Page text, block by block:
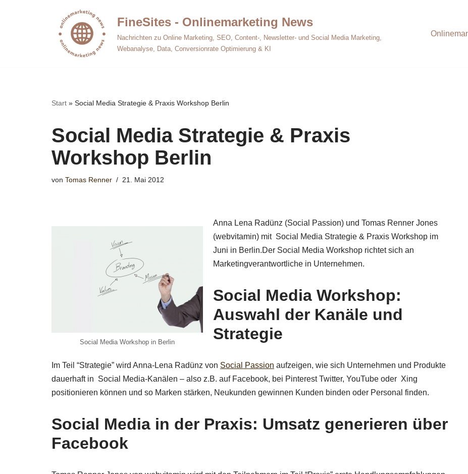
FineSites - Onlinemarketing News
Nachrichten zu Online Marketing, SEO, Content-, Newsletter- und Social Media Marketing,
Webanalyse, Data, Conversionrate Optimierung & KI
Start » Social Media Strategie & Praxis Workshop Berlin
Social Media Strategie & Praxis
Workshop Berlin
von Tomas Renner 21. Mai 2012
Social Media Workshop in Berlin
Anna Lena Radünz (Social Passion) und Tomas Renner Jones
(webvitamin) mit Social Media Strategie & Praxis Workshop im
Juni in Berlin.Der Social Media Workshop richtet sich an
Marketingverantwortliche in Unternehmen.
Social Media Workshop:
Auswahl der Kanäle und
Strategie
Im Teil “Strategie” wird Anna-Lena Radünz von Social Passion aufzeigen, wie sich Unternehmen und Produkte
dauerhaft in Social Media-Kanälen – also z.B. auf Facebook, bei Pinterest Twitter, YouTube oder Xing
positionieren können und so Marken stärken, Neukunden gewinnen Kunden binden oder Personal finden.
Social Media in der Praxis: Umsatz generieren über
Facebook